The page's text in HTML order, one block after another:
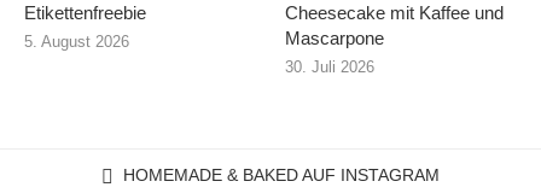
Etikettenfreebie
5. August 2026
Cheesecake mit Kaffee und
Mascarpone
30. Juli 2026
HOMEMADE & BAKED AUF INSTAGRAM